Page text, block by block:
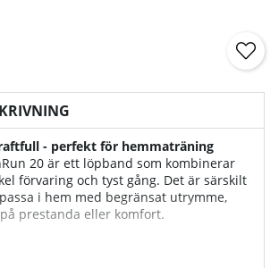
- perfekt för hemmaträning
20 är ett löpband som kombinerar
förvaring och tyst gång. Det är särskilt
i hem med begränsat utrymme,
prestanda eller komfort.